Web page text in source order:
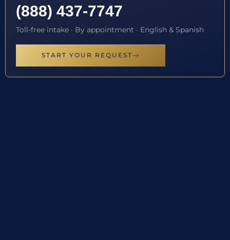
(888) 437-7747
Toll-free intake · By appointment · English & Spanish
START YOUR REQUEST